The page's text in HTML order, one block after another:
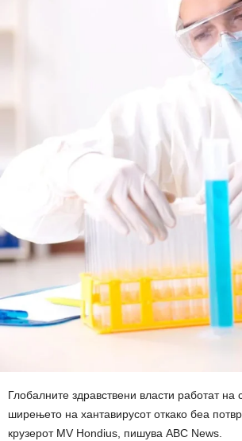
Глобалните здравствени власти работат на
ширењето на хантавирусот откако беа
крузерот MV Hondius, пишува ABC News.